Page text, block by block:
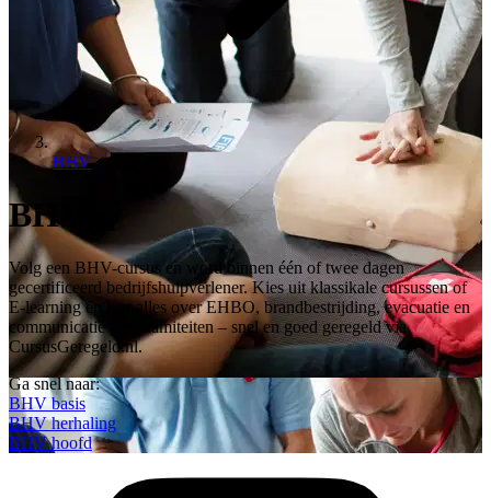
BHV
BHV
Volg een BHV-cursus en word binnen één of twee dagen
gecertificeerd bedrijfshulpverlener. Kies uit klassikale cursussen of
E-learning en leer alles over EHBO, brandbestrijding, evacuatie en
communicatie bij calamiteiten – snel en goed geregeld via
CursusGeregeld.nl.
Ga snel naar:
BHV basis
BHV herhaling
BHV hoofd